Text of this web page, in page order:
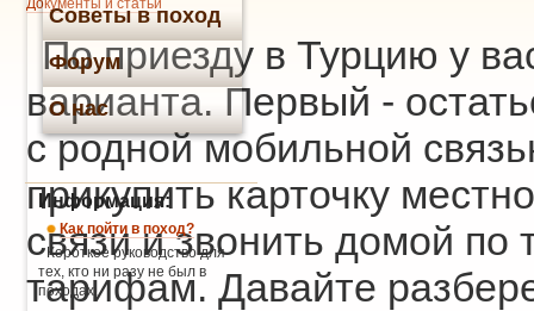
Документы и статьи
По приезду в Турцию у
варианта. Первый -
с родной мобильной
прикупить карточку
связи и звонить домой по
тарифам. Давайте
Советы в поход
Форум
О нас
Информация:
Как пойти в поход?
Короткое руководство для
тех, кто ни разу не был в
походах.